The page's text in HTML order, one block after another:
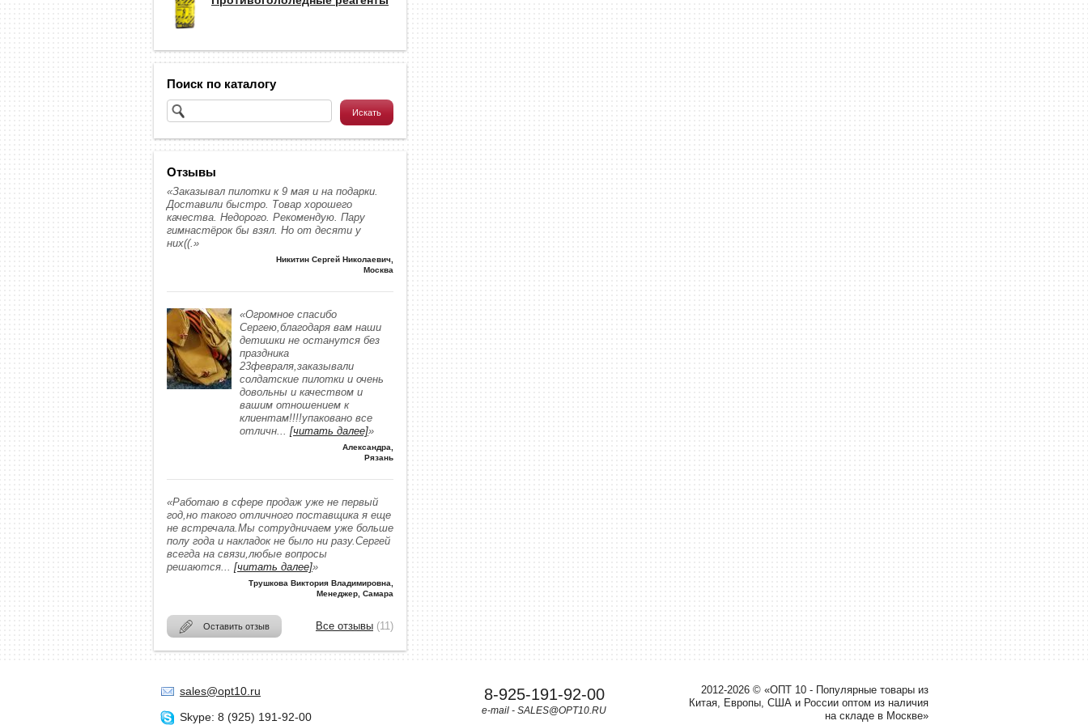
Поиск по каталогу
Отзывы
«Заказывал пилотки к 9 мая и на подарки.
Доставили быстро. Товар хорошего
качества. Недорого. Рекомендую. Пару
гимнастёрок бы взял. Но от десяти у
них((.»
Никитин Сергей Николаевич
Москва
«Огромное спасибо
Сергею,благодаря вам наши
детишки не останутся без
праздника
23февраля,заказывали
солдатские пилотки и очень
довольны и качеством и
вашим отношением к
клиентам!!!!упаковано все
отличн... [читать далее]»
Александра
Рязань
«Работаю в сфере продаж уже не первый
год,но такого отличного поставщика я еще
не встречала.Мы сотрудничаем уже больше
полу года и накладок не было ни разу.Сергей
всегда на связи,любые вопросы
решаются... [читать далее]»
Трушкова Виктория Владимировна
Менеджер, Самара
Оставить отзыв Все отзывы (11)
sales@opt10.ru
Skype: 8 (925) 191-92-00
2012-2026 © «ОПТ 10 - Популярные товары из
Китая, Европы, США и России оптом из наличия
на складе в Москве»
8-925-191-92-00
e-mail - SALES@OPT10.RU